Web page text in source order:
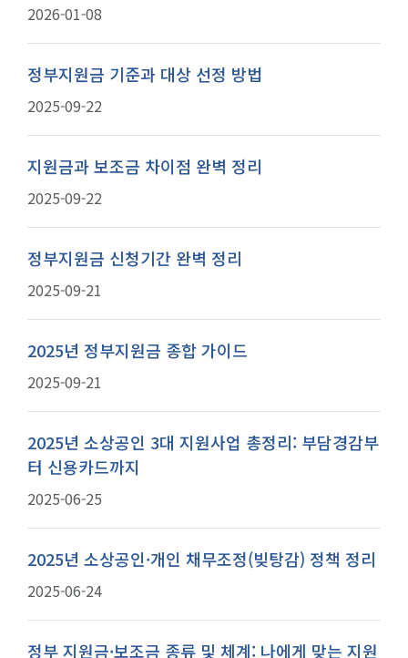
2026-01-08
정부지원금 기준과 대상 선정 방법
2025-09-22
지원금과 보조금 차이점 완벽 정리
2025-09-22
정부지원금 신청기간 완벽 정리
2025-09-21
2025년 정부지원금 종합 가이드
2025-09-21
2025년 소상공인 3대 지원사업 총정리: 부담경감부
터 신용카드까지
2025-06-25
2025년 소상공인·개인 채무조정(빚탕감) 정책 정리
2025-06-24
정부 지원금·보조금 종류 및 체계: 나에게 맞는 지원